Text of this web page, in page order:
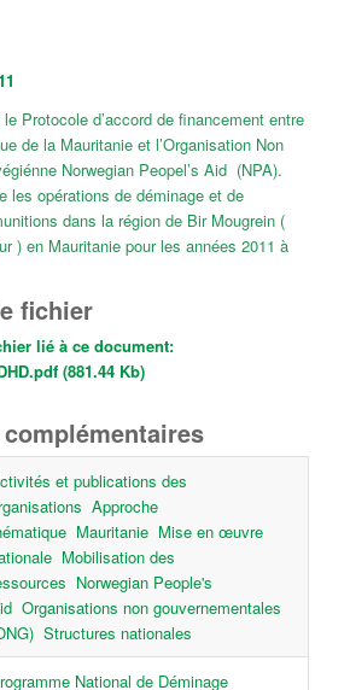
Protocole d’accord de financement entre
de la Mauritanie et l’Organisation Non
Norwegian Peopel’s Aid (NPA).
les opérations de déminage et de
dans la région de Bir Mougrein (
) en Mauritanie pour les années 2011 à
fichier
lié à ce document:
(881.44 Kb)
et publications des
Approche
Mauritanie Mise en œuvre
Mobilisation des
Norwegian People's
Organisations non gouvernementales
Structures nationales
National de Déminage